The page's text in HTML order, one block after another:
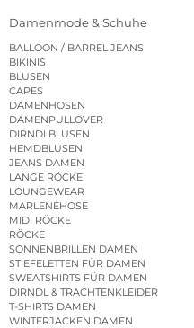
Damenmode & Schuhe
BALLOON / BARREL JEANS
BIKINIS
BLUSEN
CAPES
DAMENHOSEN
DAMENPULLOVER
DIRNDLBLUSEN
HEMDBLUSEN
JEANS DAMEN
LANGE RÖCKE
LOUNGEWEAR
MARLENEHOSE
MIDI RÖCKE
RÖCKE
SONNENBRILLEN DAMEN
STIEFELETTEN FÜR DAMEN
SWEATSHIRTS FÜR DAMEN
DIRNDL & TRACHTENKLEIDER
T-SHIRTS DAMEN
WINTERJACKEN DAMEN